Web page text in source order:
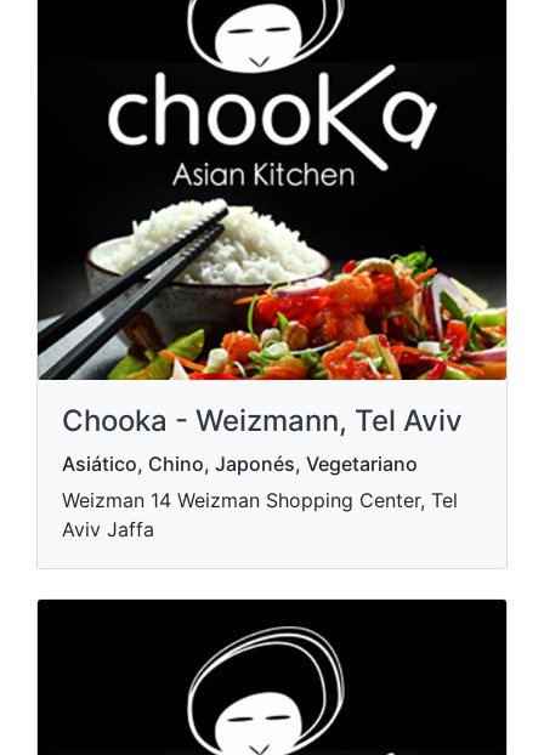
Chooka - Weizmann, Tel Aviv
Asiático, Chino, Japonés, Vegetariano
Weizman 14 Weizman Shopping Center, Tel
Aviv Jaffa